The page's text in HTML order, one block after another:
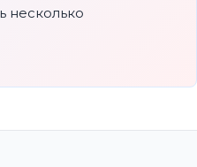
несколько